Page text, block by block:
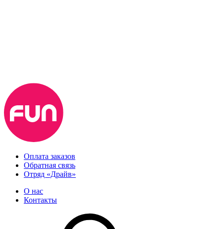
Оплата заказов
Обратная связь
Отряд «Драйв»
О нас
Контакты